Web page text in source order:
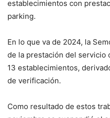
establecimientos con
parking.
En lo que va de 2024, la
de la prestación del servicio
13 establecimientos,
de verificación.
Como resultado de estos